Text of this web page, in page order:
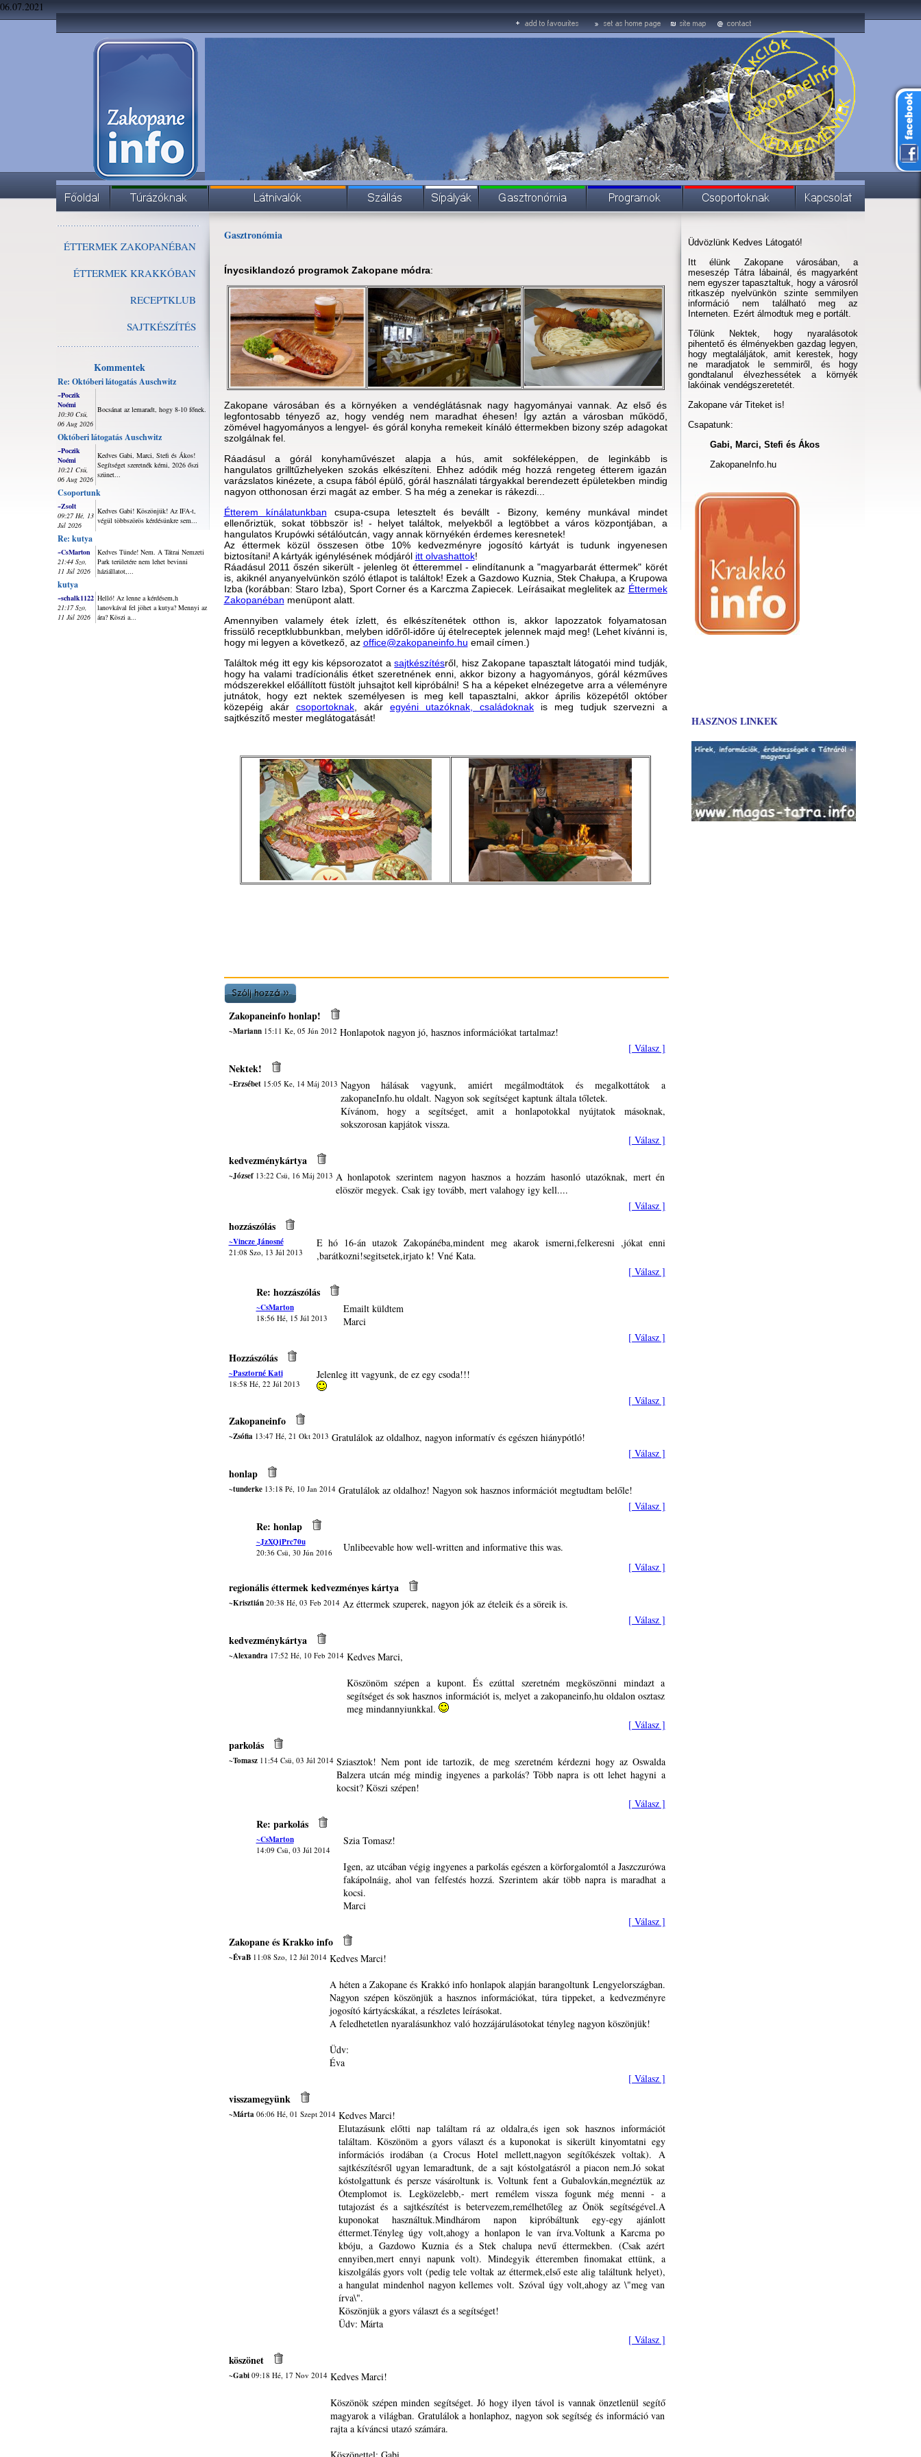
06.07.2021
ÉTTERMEK ZAKOPANÉBAN
ÉTTERMEK KRAKKÓBAN
RECEPTKLUB
SAJTKÉSZÍTÉS
Kommentek
Re: Októberi látogatás Auschwitz
~Poczik
Noémi
10:30 Csü,
06 Aug 2026
Bocsánat az lemaradt, hogy 8-10 főnek.
Októberi látogatás Auschwitz
~Poczik
Noémi
10:21 Csü,
06 Aug 2026
Kedves Gabi, Marci, Stefi és Ákos!
Segítséget szeretnék kérni, 2026 őszi
szünet...
Csoportunk
~Zsolt
09:27 Hé, 13
Júl 2026
Kedves Gabi! Köszönjük! Az IFA-t,
végül többszörös kérdésünkre sem...
Re: kutya
~CsMarton
21:44 Szo,
11 Júl 2026
Kedves Tünde! Nem. A Tátrai Nemzeti
Park területére nem lehet bevinni
háziállatot,...
kutya
~schalk1122
21:17 Szo,
11 Júl 2026
Helló! Az lenne a kérdésem,h
lanovkával fel jöhet a kutya? Mennyi az
ára? Köszi a...
Gasztronómia
Ínycsiklandozó programok Zakopane módra:
Zakopane városában és a környéken a vendéglátásnak nagy hagyományai vannak. Az első és
legfontosabb tényező az, hogy vendég nem maradhat éhesen! Így aztán a városban működő,
zömével hagyományos a lengyel- és górál konyha remekeit kínáló éttermekben bizony szép adagokat
szolgálnak fel.
Ráadásul a górál konyhaművészet alapja a hús, amit sokféleképpen, de leginkább is
hangulatos grilltűzhelyeken szokás elkészíteni. Ehhez adódik még hozzá rengeteg étterem igazán
varázslatos kinézete, a csupa fából épülő, górál használati tárgyakkal berendezett épületekben mindig
nagyon otthonosan érzi magát az ember. S ha még a zenekar is rákezdi...
Étterem kínálatunkban csupa-csupa letesztelt és bevállt - Bizony, kemény munkával mindet
ellenőriztük, sokat többször is! - helyet találtok, melyekből a legtöbbet a város központjában, a
hangulatos Krupówki sétálóutcán, vagy annak környékén érdemes keresnetek!
Az éttermek közül összesen ötbe 10% kedvezményre jogosító kártyát is tudunk ingyenesen
biztosítani! A kártyák igénylésének módjáról itt olvashattok!
Ráadásul 2011 őszén sikerült - jelenleg öt étteremmel - elindítanunk a "magyarbarát éttermek" körét
is, akiknél anyanyelvünkön szóló étlapot is találtok! Ezek a Gazdowo Kuznia, Stek Chałupa, a Krupowa
Izba (korábban: Staro Izba), Sport Corner és a Karczma Zapiecek. Leírásaikat meglelitek az Éttermek
Zakopanéban menüpont alatt.
Amennyiben valamely étek ízlett, és elkészítenétek otthon is, akkor lapozzatok folyamatosan
frissülő receptklubbunkban, melyben időről-időre új ételreceptek jelennek majd meg! (Lehet kívánni is,
hogy mi legyen a következő, az office@zakopaneinfo.hu email címen.)
Találtok még itt egy kis képsorozatot asajtkészítésről, hisz Zakopane tapasztalt látogatói mind tudják,
hogy ha valami tradícionális étket szeretnének enni, akkor bizony a hagyományos, górál kézműves
módszerekkel előállított füstölt juhsajtot kell kipróbálni! S ha a képeket elnézegetve arra a véleményre
jutnátok, hogy ezt nektek személyesen is meg kell tapasztalni, akkor április közepétől október
közepéig akár csoportoknak, akár egyéni utazóknak, családoknak is meg tudjuk szervezni a
sajtkészítő mester meglátogatását!
Zakopaneinfo honlap!
~Mariann15:11 Ke, 05 Jún 2012 Honlapotok nagyon jó, hasznos információkat tartalmaz!
[ Válasz ]
Nektek!
~Erzsébet15:05 Ke, 14 Máj 2013 Nagyon hálásak vagyunk, amiért megálmodtátok és megalkottátok a
zakopaneInfo.hu oldalt. Nagyon sok segítséget kaptunk általa tőletek.
Kívánom, hogy a segítséget, amit a honlapotokkal nyújtatok másoknak,
sokszorosan kapjátok vissza.
[ Válasz ]
kedvezménykártya
~József13:22 Csü, 16 Máj 2013 A honlapotok szerintem nagyon hasznos a hozzám hasonló utazóknak, mert én
elöször megyek. Csak igy tovább, mert valahogy igy kell....
[ Válasz ]
hozzászólás
~Vincze Jánosné
21:08 Szo, 13 Júl 2013
E hó 16-án utazok Zakopánéba,mindent meg akarok ismerni,felkeresni ,jókat enni
,barátkozni!segitsetek,irjato k! Vné Kata.
[ Válasz ]
Re: hozzászólás
~CsMarton
18:56 Hé, 15 Júl 2013
Emailt küldtem
Marci
[ Válasz ]
Hozzászólás
~Pasztorné Kati
18:58 Hé, 22 Júl 2013
Jelenleg itt vagyunk, de ez egy csoda!!!
[ Válasz ]
Zakopaneinfo
~Zsófia13:47 Hé, 21 Okt 2013 Gratulálok az oldalhoz, nagyon informatív és egészen hiánypótló!
[ Válasz ]
honlap
~tunderke13:18 Pé, 10 Jan 2014 Gratulálok az oldalhoz! Nagyon sok hasznos információt megtudtam belőle!
[ Válasz ]
Re: honlap
~JzXQjPrc70u
20:36 Csü, 30 Jún 2016
Unlibeevable how well-written and informative this was.
[ Válasz ]
regionális éttermek kedvezményes kártya
~Krisztián20:38 Hé, 03 Feb 2014 Az éttermek szuperek, nagyon jók az ételeik és a söreik is.
[ Válasz ]
kedvezménykártya
~Alexandra17:52 Hé, 10 Feb 2014 Kedves Marci,
Köszönöm szépen a kupont. És ezúttal szeretném megköszönni mindazt a
segítséget és sok hasznos információt is, melyet a zakopaneinfo,hu oldalon osztasz
meg mindannyiunkkal.
[ Válasz ]
parkolás
~Tomasz11:54 Csü, 03 Júl 2014 Sziasztok! Nem pont ide tartozik, de meg szeretném kérdezni hogy az Oswalda
Balzera utcán még mindig ingyenes a parkolás? Több napra is ott lehet hagyni a
kocsit? Köszi szépen!
[ Válasz ]
Re: parkolás
~CsMarton
14:09 Csü, 03 Júl 2014
Szia Tomasz!
Igen, az utcában végig ingyenes a parkolás egészen a körforgalomtól a Jaszczurówa
fakápolnáig, ahol van felfestés hozzá. Szerintem akár több napra is maradhat a
kocsi.
Marci
[ Válasz ]
Zakopane és Krakko info
~ÉvaB11:08 Szo, 12 Júl 2014 Kedves Marci!
A héten a Zakopane és Krakkó info honlapok alapján barangoltunk Lengyelországban.
Nagyon szépen köszönjük a hasznos információkat, túra tippeket, a kedvezményre
jogosító kártyácskákat, a részletes leírásokat.
A feledhetetlen nyaralásunkhoz való hozzájárulásotokat tényleg nagyon köszönjük!
Üdv:
Éva
[ Válasz ]
visszamegyünk
~Márta06:06 Hé, 01 Szept 2014 Kedves Marci!
Elutazásunk előtti nap találtam rá az oldalra,és igen sok hasznos információt
találtam. Köszönöm a gyors választ és a kuponokat is sikerült kinyomtatni egy
információs irodában (a Crocus Hotel mellett,nagyon segítőkészek voltak). A
sajtkészítésről ugyan lemaradtunk, de a sajt kóstolgatásról a piacon nem.Jó sokat
kóstolgattunk és persze vásároltunk is. Voltunk fent a Gubalovkán,megnéztük az
Ótemplomot is. Legközelebb,- mert remélem vissza fogunk még menni - a
tutajozást és a sajtkészítést is betervezem,remélhetőleg az Önök segítségével.A
kuponokat használtuk.Mindhárom napon kipróbáltunk egy-egy ajánlott
éttermet.Tényleg úgy volt,ahogy a honlapon le van írva.Voltunk a Karcma po
kbóju, a Gazdowo Kuznia és a Stek chalupa nevű éttermekben. (Csak azért
ennyiben,mert ennyi napunk volt). Mindegyik étteremben finomakat ettünk, a
kiszolgálás gyors volt (pedig tele voltak az éttermek,első este alig találtunk helyet),
a hangulat mindenhol nagyon kellemes volt. Szóval úgy volt,ahogy az \"meg van
írva\".
Köszönjük a gyors választ és a segítséget!
Üdv: Márta
[ Válasz ]
köszönet
~Gabi09:18 Hé, 17 Nov 2014 Kedves Marci!
Köszönök szépen minden segítséget. Jó hogy ilyen távol is vannak önzetlenül segítő
magyarok a világban. Gratulálok a honlaphoz, nagyon sok segítség és információ van
rajta a kíváncsi utazó számára.
Üdvözlünk Kedves Látogató!
Itt élünk Zakopane városában, a
meseszép Tátra lábainál, és magyarként
nem egyszer tapasztaltuk, hogy a városról
ritkaszép nyelvünkön szinte semmilyen
információ nem található meg az
Interneten. Ezért álmodtuk meg e portált.
Tőlünk Nektek, hogy nyaralásotok
pihentető és élményekben gazdag legyen,
hogy megtaláljátok, amit kerestek, hogy
ne maradjatok le semmiről, és hogy
gondtalanul élvezhessétek a környék
lakóinak vendégszeretetét.
Zakopane vár Titeket is!
Csapatunk:
Gabi, Marci, Stefi és Ákos
ZakopaneInfo.hu
HASZNOS LINKEK